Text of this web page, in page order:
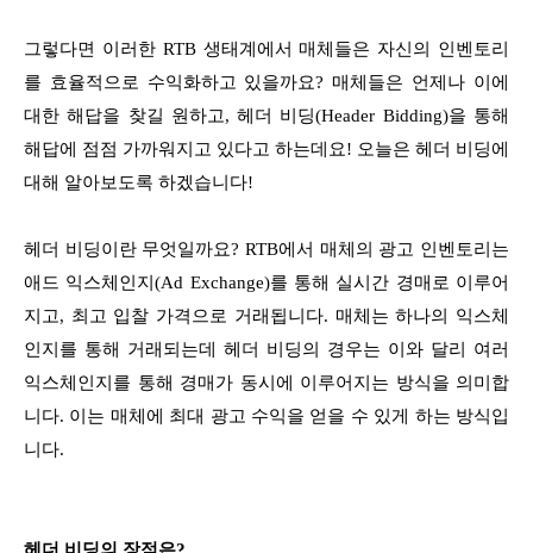
그렇다면 이러한 RTB 생태계에서 매체들은 자신의 인벤토리
를 효율적으로 수익화하고 있을까요? 매체들은 언제나 이에
대한 해답을 찾길 원하고, 헤더 비딩(Header Bidding)을 통해
해답에 점점 가까워지고 있다고 하는데요! 오늘은 헤더 비딩에
대해 알아보도록 하겠습니다!
헤더 비딩이란 무엇일까요? RTB에서 매체의 광고 인벤토리는
애드 익스체인지(Ad Exchange)를 통해 실시간 경매로 이루어
지고, 최고 입찰 가격으로 거래됩니다. 매체는 하나의 익스체
인지를 통해 거래되는데 헤더 비딩의 경우는 이와 달리 여러
익스체인지를 통해 경매가 동시에 이루어지는 방식을 의미합
니다. 이는 매체에 최대 광고 수익을 얻을 수 있게 하는 방식입
니다.
헤더 비딩의 장점은?